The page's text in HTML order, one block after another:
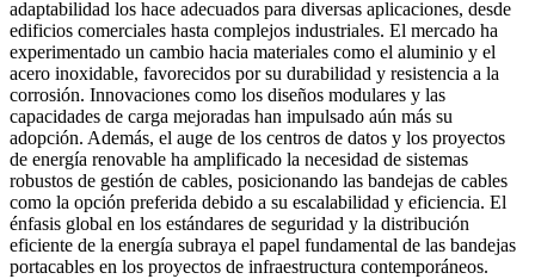
adaptabilidad los hace adecuados para diversas aplicaciones, desde
edificios comerciales hasta complejos industriales. El mercado ha
experimentado un cambio hacia materiales como el aluminio y el
acero inoxidable, favorecidos por su durabilidad y resistencia a la
corrosión. Innovaciones como los diseños modulares y las
capacidades de carga mejoradas han impulsado aún más su
adopción. Además, el auge de los centros de datos y los proyectos
de energía renovable ha amplificado la necesidad de sistemas
robustos de gestión de cables, posicionando las bandejas de cables
como la opción preferida debido a su escalabilidad y eficiencia. El
énfasis global en los estándares de seguridad y la distribución
eficiente de la energía subraya el papel fundamental de las bandejas
portacables en los proyectos de infraestructura contemporáneos.